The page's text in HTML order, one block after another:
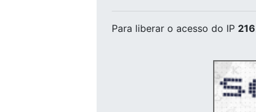
Para liberar o acesso do IP